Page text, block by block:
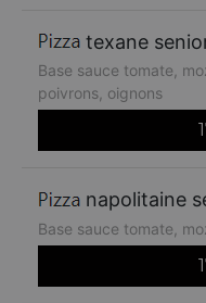
texane
Base sauce tomate,
poivrons, oignons
napolitaine
Base sauce tomate,